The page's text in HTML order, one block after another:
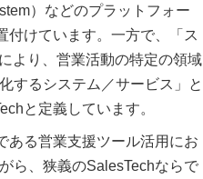
）などのプラットフォー
付けています。一方で、「ス
より、営業活動の特定の領域
するシステム／サービス」と
と定義しています。
ある営業支援ツール活用にお
ら、狭義のSalesTechならで